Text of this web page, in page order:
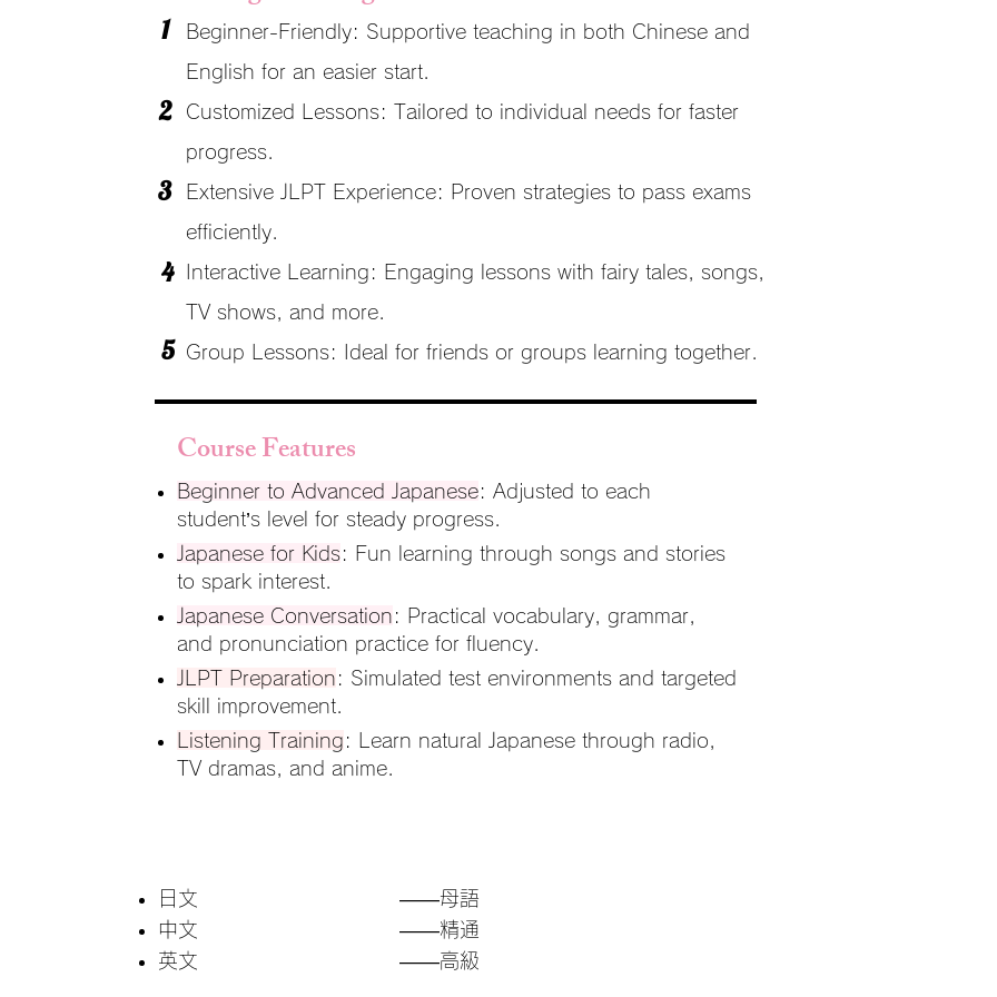
Beginner-Friendly: Supportive teaching in both Chinese and
English for an easier start.
Customized Lessons: Tailored to individual needs for faster
progress.
Extensive JLPT Experience: Proven strategies to pass exams
efficiently.
Interactive Learning: Engaging lessons with fairy tales, songs,
TV shows, and more.
Group Lessons: Ideal for friends or groups learning together.
1
2
3
4
5
Course Features
Beginner to Advanced Japanese: Adjusted to each
student’s level for steady progress.
Japanese for Kids: Fun learning through songs and stories
to spark interest.
Japanese Conversation : Practical vocabulary, grammar,
and pronunciation practice for fluency.
JLPT Preparation : Simulated test environments and targeted
skill improvement.
Listening Training : Learn natural Japanese through radio,
TV dramas, and anime.
日文
中文
​英文
​——母語
​——精通
​——​高級